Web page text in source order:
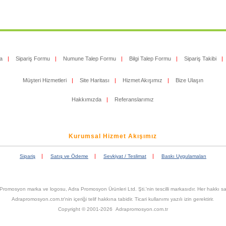
| Sipariş Formu | Numune Talep Formu | Bilgi Talep Formu | Sipariş Takibi |
Müşteri Hizmetleri | Site Haritası | Hizmet Akışımız | Bize Ulaşın
Hakkımızda | Referanslarımız
Kurumsal Hizmet Akışımız
Sipariş | Satış ve Ödeme | Sevkiyat / Teslimat | Baskı Uygulamaları
marka ve logosu, Adra Promosyon Ürünleri Ltd. Şti.'nin tescilli markasıdır. Her hakkı
Adrapromosyon.com.tr'nin içeriği telif hakkına tabidir. Ticari kullanımı yazılı izin gerektirir.
Copyright © 2001-2026 Adrapromosyon.com.tr